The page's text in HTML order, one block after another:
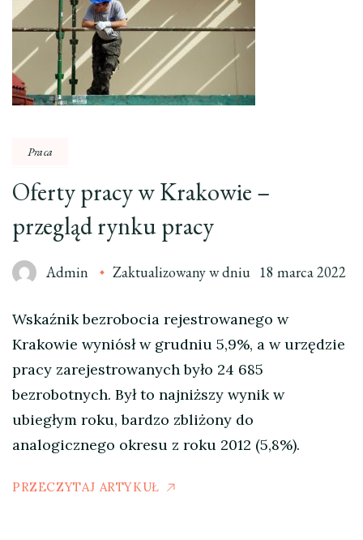
Praca
Oferty pracy w Krakowie –
przegląd rynku pracy
Admin Zaktualizowany w dniu 18 marca 2022
Wskaźnik bezrobocia rejestrowanego w
Krakowie wyniósł w grudniu 5,9%, a w urzędzie
pracy zarejestrowanych było 24 685
bezrobotnych. Był to najniższy wynik w
ubiegłym roku, bardzo zbliżony do
analogicznego okresu z roku 2012 (5,8%).
PRZECZYTAJ ARTYKUŁ